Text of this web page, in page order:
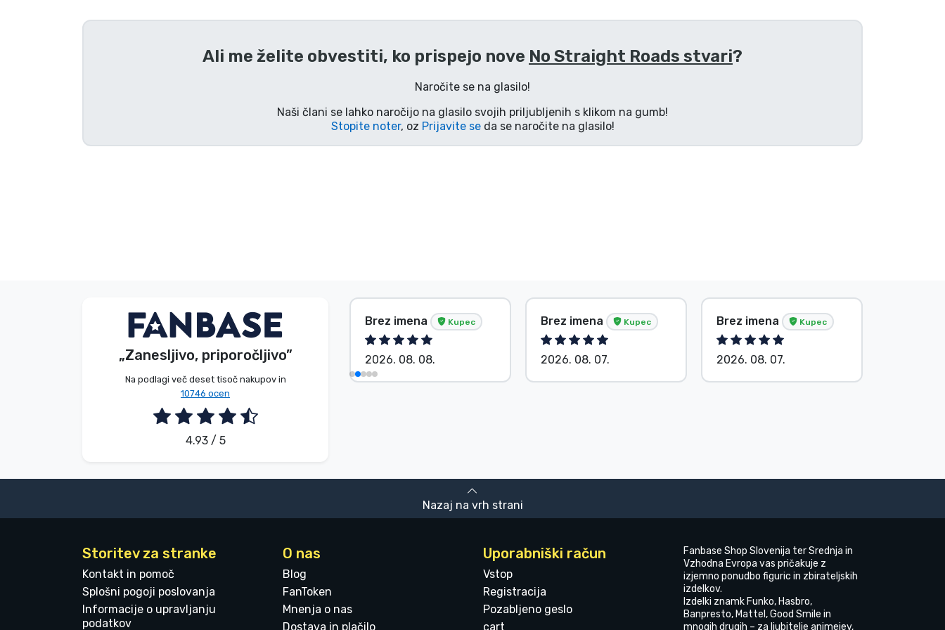
Ali me želite obvestiti, ko prispejo nove No Straight Roads stvari?
Naročite se na glasilo!
Naši člani se lahko naročijo na glasilo svojih priljubljenih s klikom na gumb!
Stopite noter, oz Prijavite seda se naročite na glasilo!
„Zanesljivo, priporočljivo”
Na podlagi več deset tisoč nakupov in
10746 ocen
4.93 / 5
Dávid Sulyok Kupec
2026. 08. 08.
Brez imena Kupec
2026. 08. 08.
Brez imena Kupec
2026. 08. 07.
Brez imena Kupec
2026. 08. 07.
Nazaj na vrh strani
Storitev za stranke
Kontakt in pomoč
Splošni pogoji poslovanja
Informacije o upravljanju
podatkov
O nas
Blog
FanToken
Mnenja o nas
Dostava in plačilo
Uporabniški račun
Vstop
Registracija
Pozabljeno geslo
cart
Fanbase Shop Slovenija ter Srednja in
Vzhodna Evropa vas pričakuje z
izjemno ponudbo figuric in zbirateljskih
izdelkov.
Izdelki znamk Funko, Hasbro,
Banpresto, Mattel, Good Smile in
mnogih drugih – za ljubitelje animejev,
Tv serijske izdelki
Anime izdelki
Blagovne znamke